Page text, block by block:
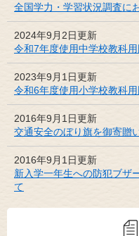
全国学力・学習状況調査に
2024年9月2日更新
令和7年度使用中学校教科
2023年9月1日更新
令和6年度使用小学校教科
2016年9月1日更新
交通安全のぼり旗を御寄贈
2016年9月1日更新
新入学一年生への防犯ブザ
て